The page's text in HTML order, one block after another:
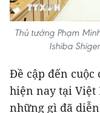
Thủ tướng Phạm
Ishiba
Đề cập đến cuộc
hiện nay tại Việt
những gì đã